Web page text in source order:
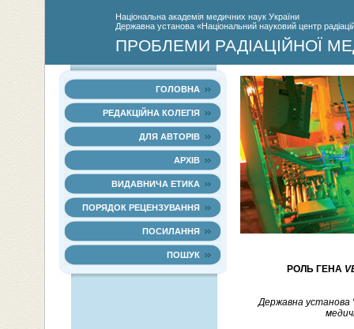
Нацiональна академiя медичних наук України
Державна установа «Національний науковий центр
ПРОБЛЕМИ РАДІАЦІЙНОЇ
ГОЛОВНА
РЕДАКЦІЙНА КОЛЕГІЯ
ДЛЯ АВТОРІВ
АРХІВ
ВИДАВНИЧА ЕТИКА
ПОРЯДОК РЕЦЕНЗУВАННЯ
ПОСИЛАННЯ
ПОШУК
РОЛЬ ГЕНА
Державна установа